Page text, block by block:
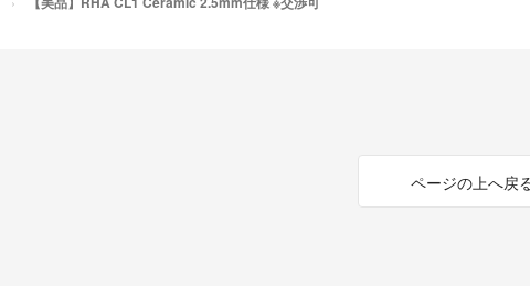
はじめまして。20000円でお譲りいただけませんで
か？よろしくお願いいたします。
ページの上へ戻